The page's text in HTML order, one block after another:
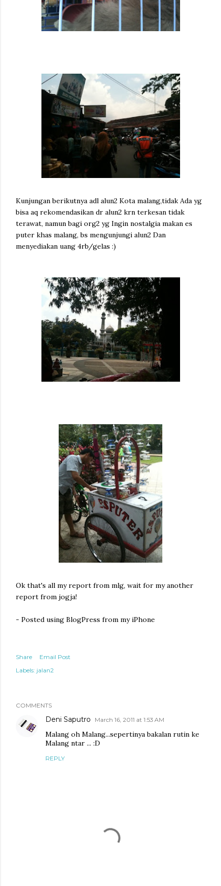
Kunjungan berikutnya adl alun2 Kota malang,tidak Ada yg
bisa aq rekomendasikan dr alun2 krn terkesan tidak
terawat, namun bagi org2 yg Ingin nostalgia makan es
puter khas malang, bs mengunjungi alun2 Dan
menyediakan uang 4rb/gelas :)
Ok that's all my report from mlg, wait for my another
report from jogja!
- Posted using BlogPress from my iPhone
Share
Email Post
Labels: jalan2
COMMENTS
Deni Saputro March 16, 2011 at 1:53 AM
Malang oh Malang...sepertinya bakalan rutin ke
Malang ntar ... :D
REPLY